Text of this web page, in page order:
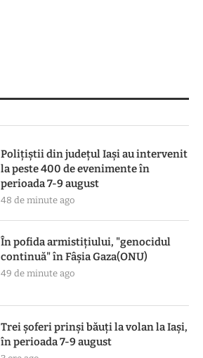
Polițiștii din județul Iași au intervenit
la peste 400 de evenimente în
perioada 7-9 august
48 de minute ago
În pofida armistiţiului, "genocidul
continuă" în Fâşia Gaza(ONU)
49 de minute ago
Trei șoferi prinși băuți la volan la Iași,
în perioada 7-9 august